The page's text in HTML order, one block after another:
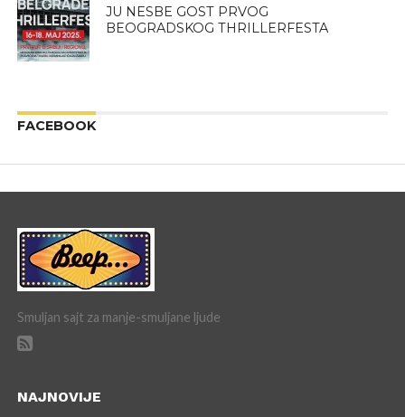
JU NESBE GOST PRVOG
BEOGRADSKOG THRILLERFESTA
FACEBOOK
Smuljan sajt za manje-smuljane ljude
NAJNOVIJE